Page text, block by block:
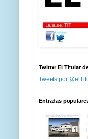
Twitter El Titular
Tweets por
Entradas